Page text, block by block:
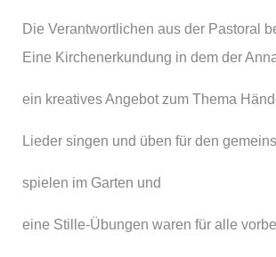
Die Verantwortlichen aus der Pastoral
Eine Kirchenerkundung in dem der
ein kreatives Angebot zum Thema
Lieder singen und üben für den
spielen im Garten und
eine Stille-Übungen waren für alle